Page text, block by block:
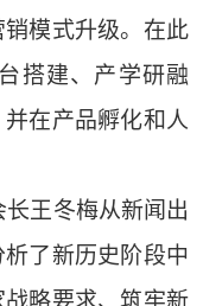
模式升级。在此
搭建、产学研融
在产品孵化和人
王冬梅从新闻出
了新历史阶段中
略要求、筑牢新